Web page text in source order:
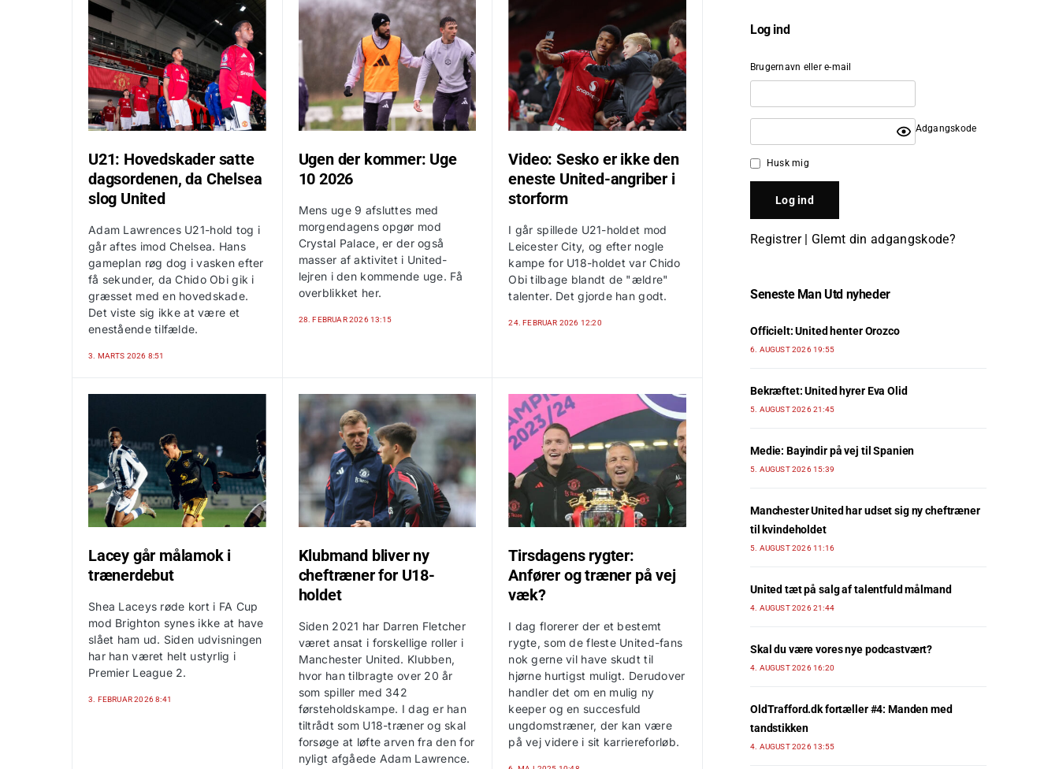
U21: Hovedskader satte
dagsordenen, da Chelsea
slog United
Adam Lawrences U21-hold tog i
går aftes imod Chelsea. Hans
gameplan røg dog i vasken efter
få sekunder, da Chido Obi gik i
græsset med en hovedskade.
Det viste sig ikke at være et
enestående tilfælde.
3. MARTS 2026 8:51
Ugen der kommer: Uge
10 2026
Mens uge 9 afsluttes med
morgendagens opgør mod
Crystal Palace, er der også
masser af aktivitet i United-
lejren i den kommende uge. Få
overblikket her.
28. FEBRUAR 2026 13:15
Video: Sesko er ikke den
eneste United-angriber i
storform
I går spillede U21-holdet mod
Leicester City, og efter nogle
kampe for U18-holdet var Chido
Obi tilbage blandt de "ældre"
talenter. Det gjorde han godt.
24. FEBRUAR 2026 12:20
Lacey går målamok i
trænerdebut
Shea Laceys røde kort i FA Cup
mod Brighton synes ikke at have
slået ham ud. Siden udvisningen
har han været helt ustyrlig i
Premier League 2.
3. FEBRUAR 2026 8:41
Klubmand bliver ny
cheftræner for U18-
holdet
Siden 2021 har Darren Fletcher
været ansat i forskellige roller i
Manchester United. Klubben,
hvor han tilbragte over 20 år
som spiller med 342
førsteholdskampe. I dag er han
tiltrådt som U18-træner og skal
forsøge at løfte arven fra den for
nyligt afgåede Adam Lawrence.
Tirsdagens rygter:
Anfører og træner på vej
væk?
I dag florerer der et bestemt
rygte, som de fleste United-fans
nok gerne vil have skudt til
hjørne hurtigst muligt. Derudover
handler det om en mulig ny
keeper og en succesfuld
ungdomstræner, der kan være
på vej videre i sit karriereforløb.
Log ind
Brugernavn eller e-mail
Adgangskode
Husk mig
Registrer| Glemt din adgangskode?
Seneste Man Utd nyheder
Officielt: United henter Orozco
6. AUGUST 2026 19:55
Bekræftet: United hyrer Eva Olid
5. AUGUST 2026 21:45
Medie: Bayindir på vej til Spanien
5. AUGUST 2026 15:39
Manchester United har udset sig ny cheftræner
til kvindeholdet
5. AUGUST 2026 11:16
United tæt på salg af talentfuld målmand
4. AUGUST 2026 21:44
Skal du være vores nye podcastvært?
4. AUGUST 2026 16:20
OldTrafford.dk fortæller #4: Manden med
tandstikken
4. AUGUST 2026 13:55